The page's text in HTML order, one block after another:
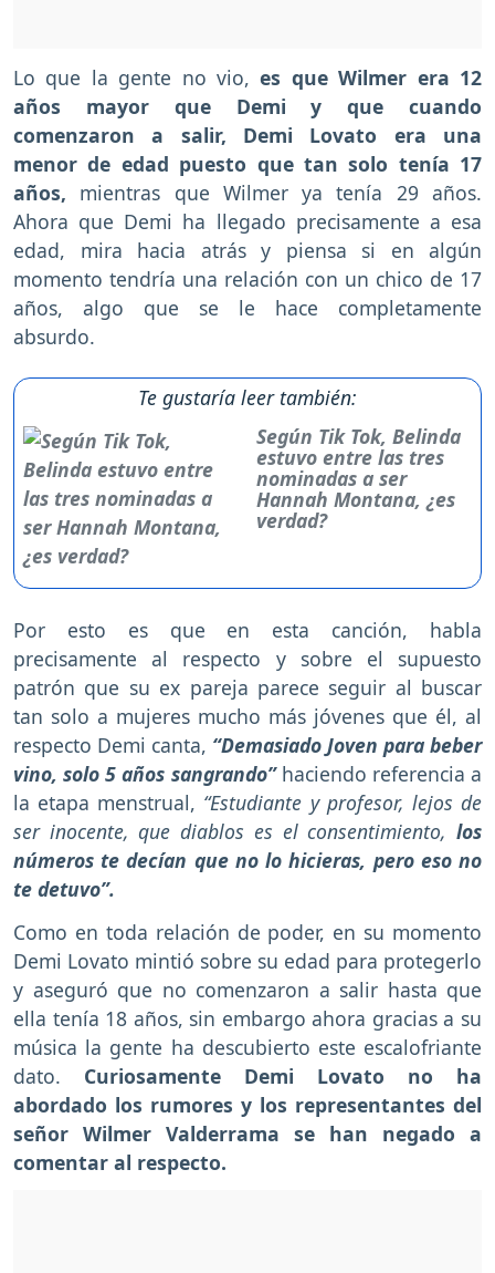
Lo que la gente no vio, es que Wilmer era 12
años mayor que Demi y que cuando
comenzaron a salir, Demi Lovato era una
menor de edad puesto que tan solo tenía 17
años, mientras que Wilmer ya tenía 29 años.
Ahora que Demi ha llegado precisamente a esa
edad, mira hacia atrás y piensa si en algún
momento tendría una relación con un chico de 17
años, algo que se le hace completamente
absurdo.
Te gustaría leer también:
Según Tik Tok, Belinda
estuvo entre las tres
nominadas a ser
Hannah Montana, ¿es
verdad?
Por esto es que en esta canción, habla
precisamente al respecto y sobre el supuesto
patrón que su ex pareja parece seguir al buscar
tan solo a mujeres mucho más jóvenes que él, al
respecto Demi canta, “Demasiado Joven para beber
vino, solo 5 años sangrando”haciendo referencia a
la etapa menstrual, “Estudiante y profesor, lejos de
ser inocente, que diablos es el consentimiento, los
números te decían que no lo hicieras, pero eso no
te detuvo”.
Como en toda relación de poder, en su momento
Demi Lovato mintió sobre su edad para protegerlo
y aseguró que no comenzaron a salir hasta que
ella tenía 18 años, sin embargo ahora gracias a su
música la gente ha descubierto este escalofriante
dato. Curiosamente Demi Lovato no ha
abordado los rumores y los representantes del
señor Wilmer Valderrama se han negado a
comentar al respecto.